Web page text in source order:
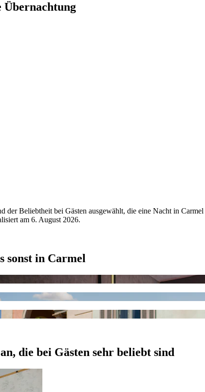
Übernachtung
Beliebtheit bei Gästen ausgewählt, die eine Nacht in
am 6. August 2026.
sonst in Carmel
die bei Gästen sehr beliebt sind